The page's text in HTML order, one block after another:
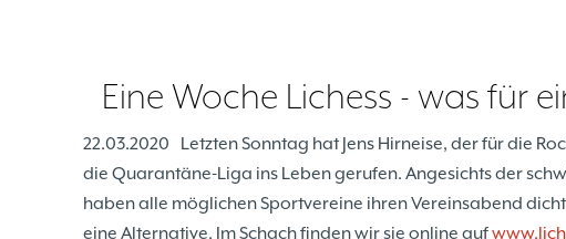
Eine Woche Lichess - was für
22.03.2020
Letzten Sonntag hat Jens Hirneise, der für die
die Quarantäne-Liga ins Leben gerufen. Angesichts der
haben alle möglichen Sportvereine ihren Vereinsabend
eine Alternative. Im Schach finden wir sie online auf